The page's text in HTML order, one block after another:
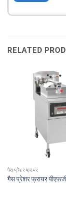
RELATED
गैस प्रेशर फ्रायर
गैस प्रेशर फ्रायर